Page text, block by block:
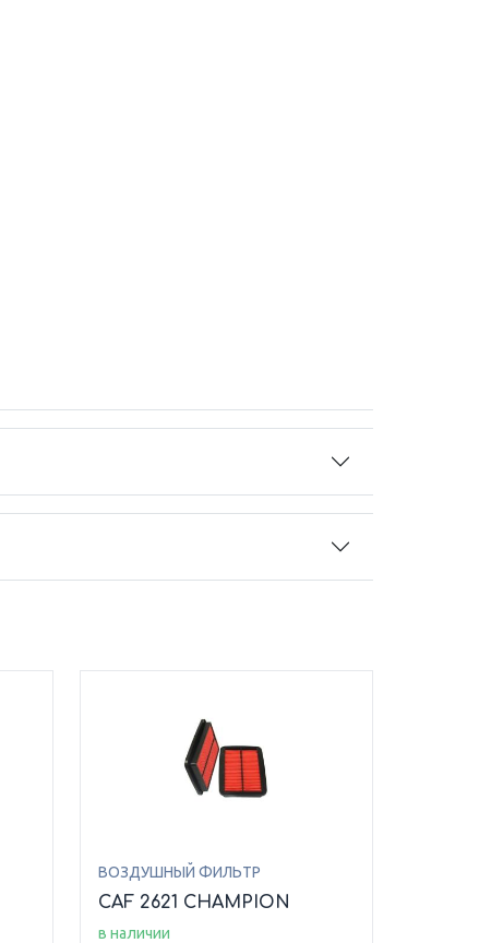
ВОЗДУШНЫЙ ФИЛЬТР
CAF 2621 CHAMPION
в наличии